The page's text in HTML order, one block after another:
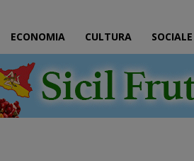
ECONOMIA CULTURA SOCIALE